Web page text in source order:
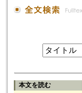
本文を読む